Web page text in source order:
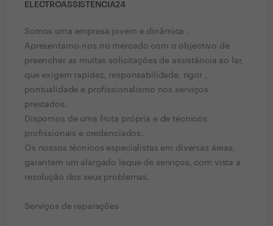
ELECTROASSISTENCIA24
Somos uma empresa jovem e dinâmica .
Apresentamo-nos no mercado com o objectivo de
preencher as muitas solicitações de assistência ao lar,
que exigem rapidez, responsabilidade, rigor ,
pontualidade e profissionalismo nos serviços
prestados.
Dispomos de uma frota própria e de técnicos
profissionais e credenciados.
Os nossos técnicos especialistas em diversas áreas,
garantem um alargado leque de serviços, com vista a
resolução dos seus problemas.
Serviços de reparações